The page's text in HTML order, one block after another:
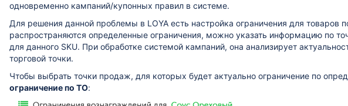
одновременно кампаний/купонных правил в системе.
Для решения данной проблемы в LOYA есть настройка ограничения для
распространяются определенные ограничения, можно указать информацию по
для данного SKU. При обработке системой кампаний, она анализирует
торговой точки.
Чтобы выбрать точки продаж, для которых будет актуально ограничение по
ограничение по ТО: